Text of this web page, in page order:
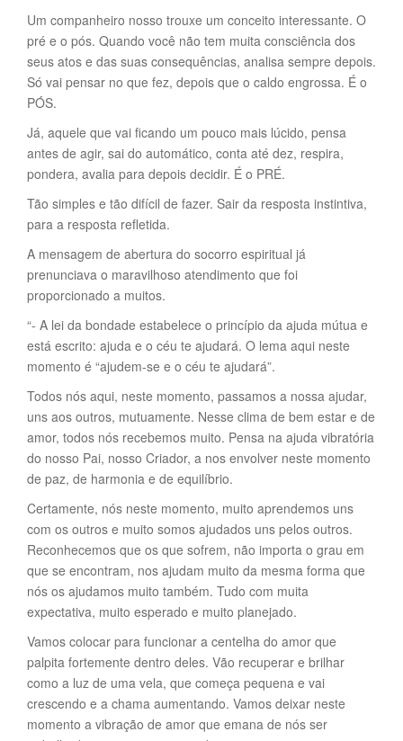
Um companheiro nosso trouxe um conceito interessante. O
pré e o pós. Quando você não tem muita consciência dos
seus atos e das suas consequências, analisa sempre depois.
Só vai pensar no que fez, depois que o caldo engrossa. É o
PÓS.
Já, aquele que vai ficando um pouco mais lúcido, pensa
antes de agir, sai do automático, conta até dez, respira,
pondera, avalia para depois decidir. É o PRÉ.
Tão simples e tão difícil de fazer. Sair da resposta instintiva,
para a resposta refletida.
A mensagem de abertura do socorro espiritual já
prenunciava o maravilhoso atendimento que foi
proporcionado a muitos.
“- A lei da bondade estabelece o princípio da ajuda mútua e
está escrito: ajuda e o céu te ajudará. O lema aqui neste
momento é “ajudem-se e o céu te ajudará”.
Todos nós aqui, neste momento, passamos a nossa ajudar,
uns aos outros, mutuamente. Nesse clima de bem estar e de
amor, todos nós recebemos muito. Pensa na ajuda vibratória
do nosso Pai, nosso Criador, a nos envolver neste momento
de paz, de harmonia e de equilíbrio.
Certamente, nós neste momento, muito aprendemos uns
com os outros e muito somos ajudados uns pelos outros.
Reconhecemos que os que sofrem, não importa o grau em
que se encontram, nos ajudam muito da mesma forma que
nós os ajudamos muito também. Tudo com muita
expectativa, muito esperado e muito planejado.
Vamos colocar para funcionar a centelha do amor que
palpita fortemente dentro deles. Vão recuperar e brilhar
como a luz de uma vela, que começa pequena e vai
crescendo e a chama aumentando. Vamos deixar neste
momento a vibração de amor que emana de nós ser